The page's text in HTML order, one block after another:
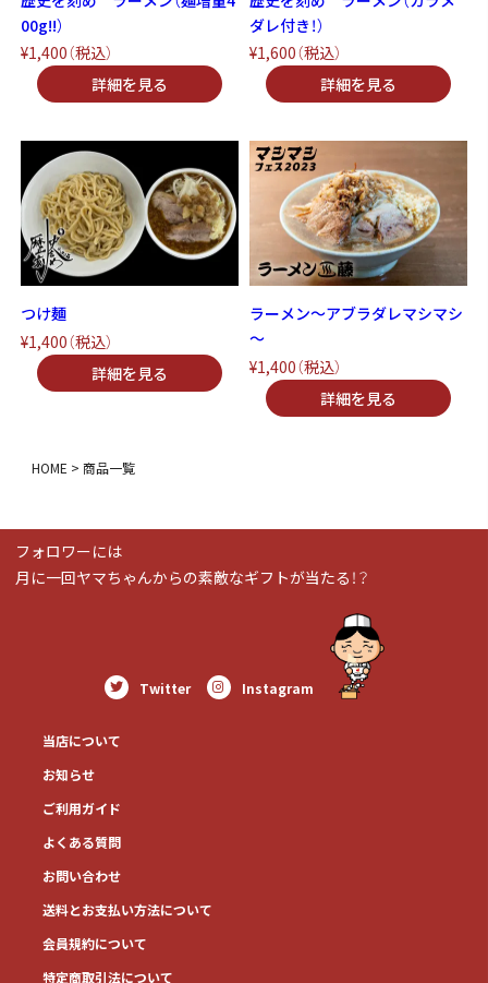
00g!!）
¥1,400（税込）
ダレ付き！）
¥1,600（税込）
つけ麺
¥1,400（税込）
ラーメン～アブラダレマシマシ
～
¥1,400（税込）
HOME 商品一覧
フォロワーには
月に一回ヤマちゃんからの素敵なギフトが当たる！？
Twitter Instagram
当店について
お知らせ
ご利用ガイド
よくある質問
お問い合わせ
送料とお⽀払い⽅法について
会員規約について
特定商取引法について